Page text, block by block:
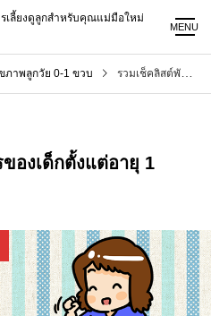
เลี้ยงดูลูกสำหรับคุณแม่มือใหม่
MENU
ภาพลูกวัย 0-1 ขวบ รวมเช็คลิสต์พัฒนาการของเด็กตั้งแต่อายุ 1 เดือน – 5 ขวบ
องเด็กตั้งแต่อายุ 1